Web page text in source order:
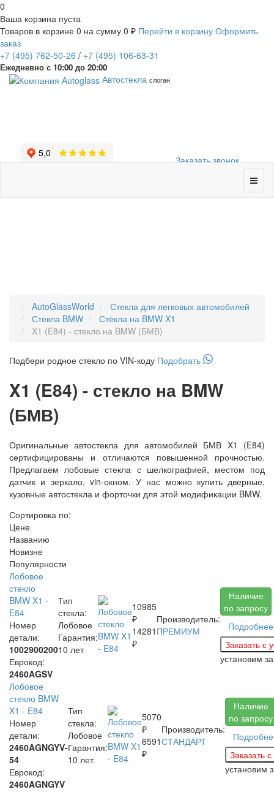
0
Ваша корзина пуста
Товаров в корзине 0 на сумму 0 ₽ Перейти в корзину Оформить
заказ
+7 (495) 762-50-26 / +7 (495) 106-63-31
Ежедневно с 10:00 до 20:00
Заказать звонок
Автостекла слоган
AutoGlassWorld
Стекла для легковых автомобилей
Стёкла BMW
Стёкла на BMW X1
X1 (E84) - стекло на BMW (БМВ)
Подбери родное стекло по VIN-коду Подобрать
X1 (E84) - стекло на BMW
(БМВ)
Оригинальные автостекла для автомобилей БМВ X1 (E84)
сертифицированы и отличаются повышенной прочностью.
Предлагаем лобовые стекла с шелкографией, местом под
датчик и зеркало, vin-окном. У нас можно купить дверные,
кузовные автостекла и форточки для этой модификации BMW.
Сортировка по:
Цене
Названию
Новизне
Популярности
Лобовое
стекло
BMW X1 -
E84
Номер
детали:
1002900200
Еврокод:
2460AGSV
Тип
стекла:
Лобовое
Гарантия:
10 лет
10985
₽
14281
₽
Производитель:
ПРЕМИУМ
Наличие
по запросу
Подробнее
установим
Лобовое
стекло BMW
X1 - E84
Номер
детали:
2460AGNGYV-
54
Еврокод:
2460AGNGYV
Тип
стекла:
Лобовое
Гарантия:
10 лет
5070
₽
6591
₽
Производитель:
СТАНДАРТ
Наличие
по запросу
установим